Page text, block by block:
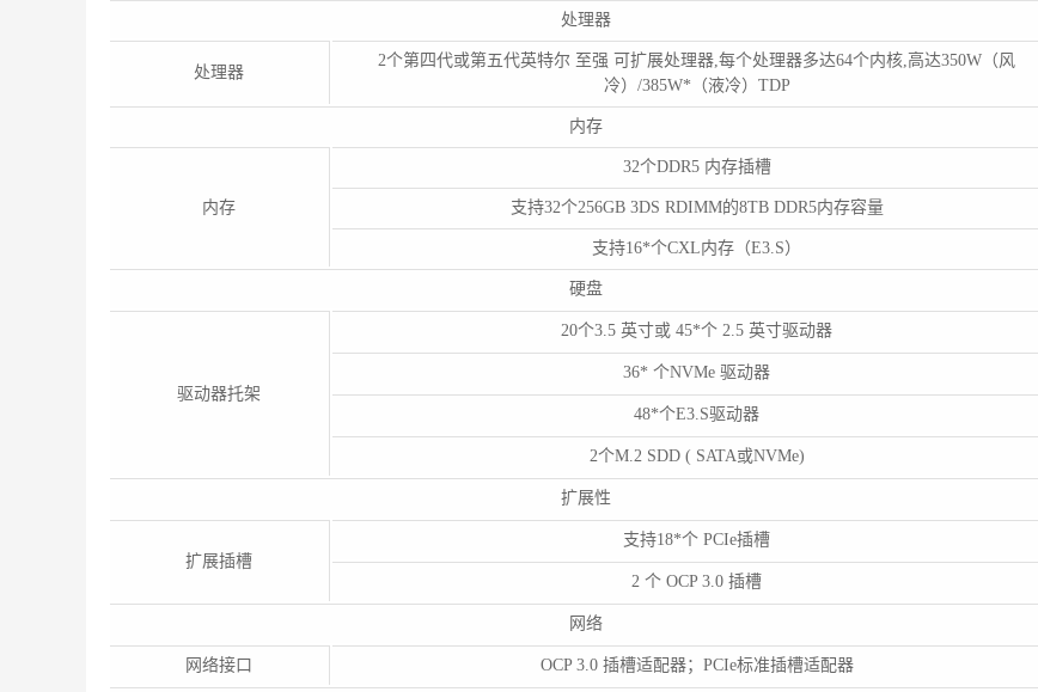
处理器
处理器
2个第四代或第五代英特尔 至强 可扩展处理器,每个处理器多达64个内核,高达350W（风
冷）/385W*（液冷）TDP
内存
内存
32个DDR5 内存插槽
支持32个256GB 3DS RDIMM的8TB DDR5内存容量
支持16*个CXL内存（E3.S）
硬盘
驱动器托架
20个3.5 英寸或 45*个 2.5 英寸驱动器
36* 个NVMe 驱动器
48*个E3.S驱动器
2个M.2 SDD ( SATA或NVMe)
扩展性
扩展插槽
支持18*个 PCIe插槽
2 个 OCP 3.0 插槽
网络
网络接口 OCP 3.0 插槽适配器；PCIe标准插槽适配器